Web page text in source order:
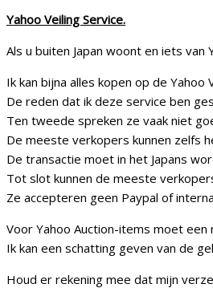
Yahoo Veiling Service.
Als u buiten Japan woont en iets
Ik kan bijna alles kopen op de Yahoo
De reden dat ik deze service ben
Ten tweede spreken ze vaak niet
De meeste verkopers kunnen zelfs
De transactie moet in het Japans
Tot slot kunnen de meeste
Ze accepteren geen Paypal of
Voor Yahoo Auction-items moet
Ik kan een schatting geven van de
Houd er rekening mee dat mijn